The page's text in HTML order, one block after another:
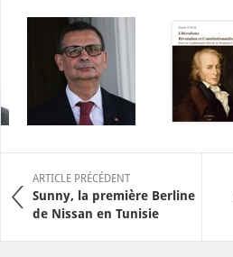
ARTICLE PRÉCÉDENT
Sunny, la première Berline
de Nissan en Tunisie